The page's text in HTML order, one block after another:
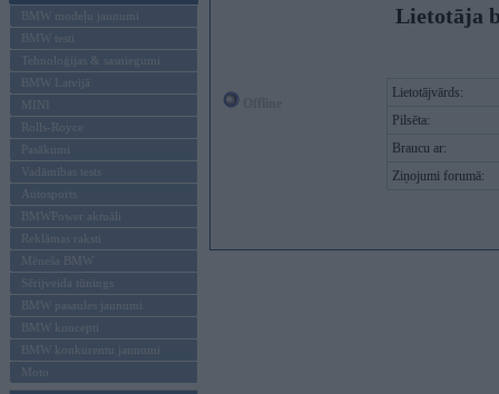
BMW modeļu jaunumi
BMW testi
Tehnoloģijas & sasniegumi
BMW Latvijā
MINI
Rolls-Royce
Pasākumi
Vadāmības tests
Autosports
BMWPower aktuāli
Reklāmas raksti
Mēneša BMW
Sērijveida tūnings
BMW pasaules jaunumi
BMW koncepti
BMW konkurentu jaunumi
Moto
Lietotāja
Lietotājvārds:
Pilsēta:
Braucu ar:
Ziņojumi forumā: